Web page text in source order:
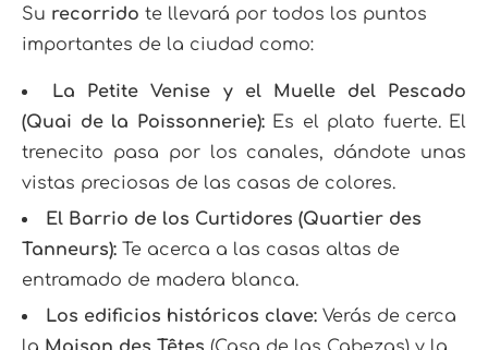
Su recorrido te llevará por todos los puntos
importantes de la ciudad como:
La Petite Venise y el Muelle del Pescado
(Quai de la Poissonnerie):Es el plato fuerte. El
trenecito pasa por los canales, dándote unas
vistas preciosas de las casas de colores.
El Barrio de los Curtidores (Quartier des
Tanneurs): Te acerca a las casas altas de
entramado de madera blanca.
Los edificios históricos clave: Verás de cerca